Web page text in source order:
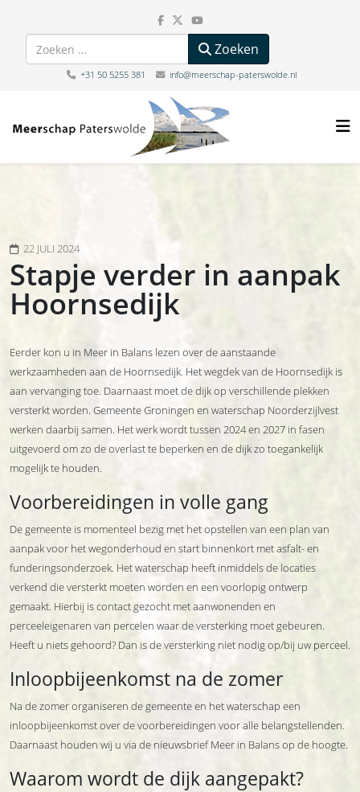
Zoeken Zoeken
+31 50 5255 381 info@meerschap-paterswolde.nl
22 JULI 2024
Stapje verder in aanpak
Hoornsedijk
Eerder kon u in Meer in Balans lezen over de aanstaande
werkzaamheden aan de Hoornsedijk. Het wegdek van de Hoornsedijk is
aan vervanging toe. Daarnaast moet de dijk op verschillende plekken
versterkt worden. Gemeente Groningen en waterschap Noorderzijlvest
werken daarbij samen. Het werk wordt tussen 2024 en 2027 in fasen
uitgevoerd om zo de overlast te beperken en de dijk zo toegankelijk
mogelijk te houden.
Voorbereidingen in volle gang
De gemeente is momenteel bezig met het opstellen van een plan van
aanpak voor het wegonderhoud en start binnenkort met asfalt- en
funderingsonderzoek. Het waterschap heeft inmiddels de locaties
verkend die versterkt moeten worden en een voorlopig ontwerp
gemaakt. Hierbij is contact gezocht met aanwonenden en
perceeleigenaren van percelen waar de versterking moet gebeuren.
Heeft u niets gehoord? Dan is de versterking niet nodig op/bij uw perceel.
Inloopbijeenkomst na de zomer
Na de zomer organiseren de gemeente en het waterschap een
inloopbijeenkomst over de voorbereidingen voor alle belangstellenden.
Daarnaast houden wij u via de nieuwsbrief Meer in Balans op de hoogte.
Waarom wordt de dijk aangepakt?